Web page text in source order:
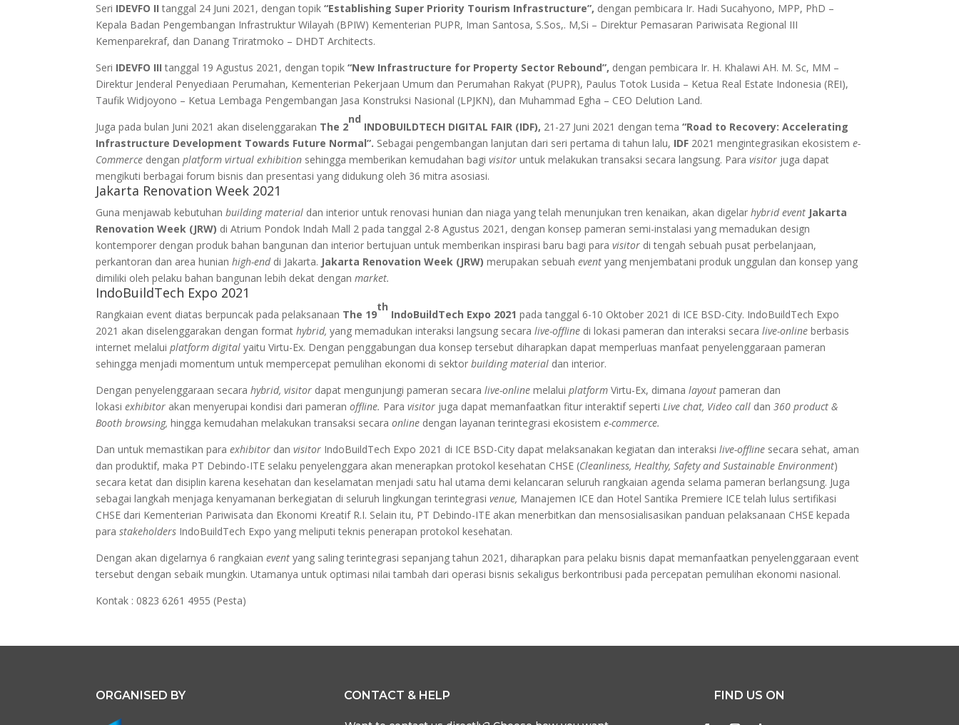
Seri IDEVFO II tanggal 24 Juni 2021, dengan topik“Establishing Super Priority Tourism Infrastructure”, dengan pembicara Ir. Hadi Sucahyono, MPP, PhD –
Kepala Badan Pengembangan Infrastruktur Wilayah (BPIW) Kementerian PUPR, Iman Santosa, S.Sos,. M,Si – Direktur Pemasaran Pariwisata Regional III
Kemenparekraf, dan Danang Triratmoko – DHDT Architects.
Seri IDEVFO III tanggal 19 Agustus 2021, dengan topik“New Infrastructure for Property Sector Rebound”, dengan pembicara Ir. H. Khalawi AH. M. Sc, MM –
Direktur Jenderal Penyediaan Perumahan, Kementerian Pekerjaan Umum dan Perumahan Rakyat (PUPR), Paulus Totok Lusida – Ketua Real Estate Indonesia (REI),
Taufik Widjoyono – Ketua Lembaga Pengembangan Jasa Konstruksi Nasional (LPJKN), dan Muhammad Egha – CEO Delution Land.
Juga pada bulan Juni 2021 akan diselenggarakan The 2
nd
INDOBUILDTECH DIGITAL FAIR (IDF), 21-27 Juni 2021 dengan tema“Road to Recovery: Accelerating
Infrastructure Development Towards Future Normal”. Sebagai pengembangan lanjutan dari seri pertama di tahun lalu, IDF 2021 mengintegrasikan ekosisteme-
Commerce denganplatform virtual exhibition sehingga memberikan kemudahan bagivisitoruntuk melakukan transaksi secara langsung. Paravisitor juga dapat
mengikuti berbagai forum bisnis dan presentasi yang didukung oleh 36 mitra asosiasi.
Jakarta Renovation Week 2021
Guna menjawab kebutuhanbuilding material dan interior untuk renovasi hunian dan niaga yang telah menunjukan tren kenaikan, akan digelarhybrid event Jakarta
Renovation Week (JRW) di Atrium Pondok Indah Mall 2 pada tanggal 2-8 Agustus 2021, dengan konsep pameran semi-instalasi yang memadukan design
kontemporer dengan produk bahan bangunan dan interior bertujuan untuk memberikan inspirasi baru bagi paravisitor di tengah sebuah pusat perbelanjaan,
perkantoran dan area hunianhigh-enddi Jakarta. Jakarta Renovation Week (JRW) merupakan sebuaheventyang menjembatani produk unggulan dan konsep yang
dimiliki oleh pelaku bahan bangunan lebih dekat denganmarket.
IndoBuildTech Expo 2021
Rangkaian event diatas berpuncak pada pelaksanaan The 19
th
IndoBuildTech Expo 2021 pada tanggal 6-10 Oktober 2021 di ICE BSD-City. IndoBuildTech Expo
2021 akan diselenggarakan dengan formathybrid, yang memadukan interaksi langsung secaralive-offline di lokasi pameran dan interaksi secaralive-online berbasis
internet melaluiplatform digital yaitu Virtu-Ex. Dengan penggabungan dua konsep tersebut diharapkan dapat memperluas manfaat penyelenggaraan pameran
sehingga menjadi momentum untuk mempercepat pemulihan ekonomi di sektorbuilding material dan interior.
Dengan penyelenggaraan secarahybrid, visitor dapat mengunjungi pameran secaralive-online melaluiplatformVirtu-Ex, dimanalayoutpameran dan
lokasiexhibitor akan menyerupai kondisi dari pameranoffline. Paravisitor juga dapat memanfaatkan fitur interaktif seperti Live chat, Video call dan360 product &
Booth browsing, hingga kemudahan melakukan transaksi secaraonline dengan layanan terintegrasi ekosisteme-commerce.
Dan untuk memastikan paraexhibitor danvisitor IndoBuildTech Expo 2021 di ICE BSD-City dapat melaksanakan kegiatan dan interaksilive-offline secara sehat, aman
dan produktif, maka PT Debindo-ITE selaku penyelenggara akan menerapkan protokol kesehatan CHSE (Cleanliness, Healthy, Safety and Sustainable Environment)
secara ketat dan disiplin karena kesehatan dan keselamatan menjadi satu hal utama demi kelancaran seluruh rangkaian agenda selama pameran berlangsung. Juga
sebagai langkah menjaga kenyamanan berkegiatan di seluruh lingkungan terintegrasivenue, Manajemen ICE dan Hotel Santika Premiere ICE telah lulus sertifikasi
CHSE dari Kementerian Pariwisata dan Ekonomi Kreatif R.I. Selain itu, PT Debindo-ITE akan menerbitkan dan mensosialisasikan panduan pelaksanaan CHSE kepada
parastakeholders IndoBuildTech Expo yang meliputi teknis penerapan protokol kesehatan.
Dengan akan digelarnya 6 rangkaianeventyang saling terintegrasi sepanjang tahun 2021, diharapkan para pelaku bisnis dapat memanfaatkan penyelenggaraan event
tersebut dengan sebaik mungkin. Utamanya untuk optimasi nilai tambah dari operasi bisnis sekaligus berkontribusi pada percepatan pemulihan ekonomi nasional.
Kontak : 0823 6261 4955 (Pesta)
ORGANISED BY CONTACT & HELP FIND US ON